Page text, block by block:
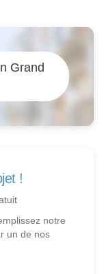
Grand
!
notre
un de nos